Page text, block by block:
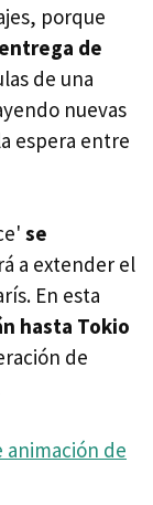
porque
de
de una
nuevas
espera entre
se
a extender el
En esta
hasta Tokio
de
animación de